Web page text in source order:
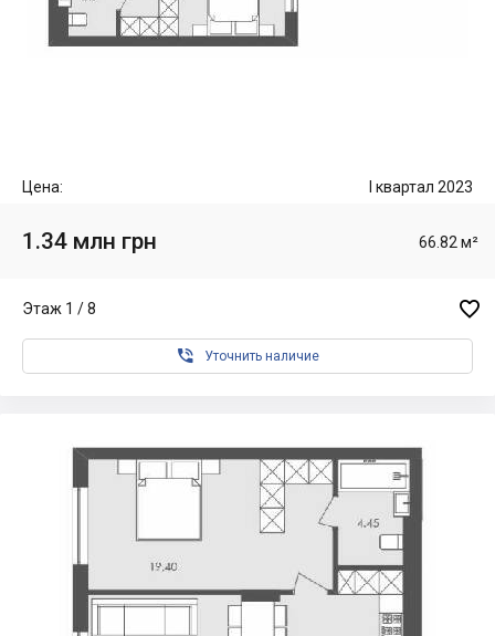
Цена: I квартал 2023
1.34 млн грн 66.82 м²
Этаж 1 / 8 
 Уточнить наличие